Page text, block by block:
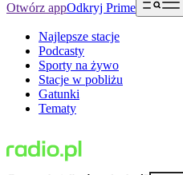
Otwórz appOdkryj Prime
Najlepsze stacje
Podcasty
Sporty na żywo
Stacje w pobliżu
Gatunki
Tematy